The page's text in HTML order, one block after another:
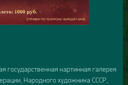
государственная картинная галерея
Народного художника СССР,